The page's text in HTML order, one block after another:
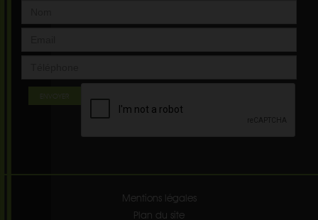
ENVOYER
Mentions légales
Plan du site